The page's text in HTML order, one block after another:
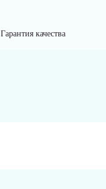
Гарантия качества